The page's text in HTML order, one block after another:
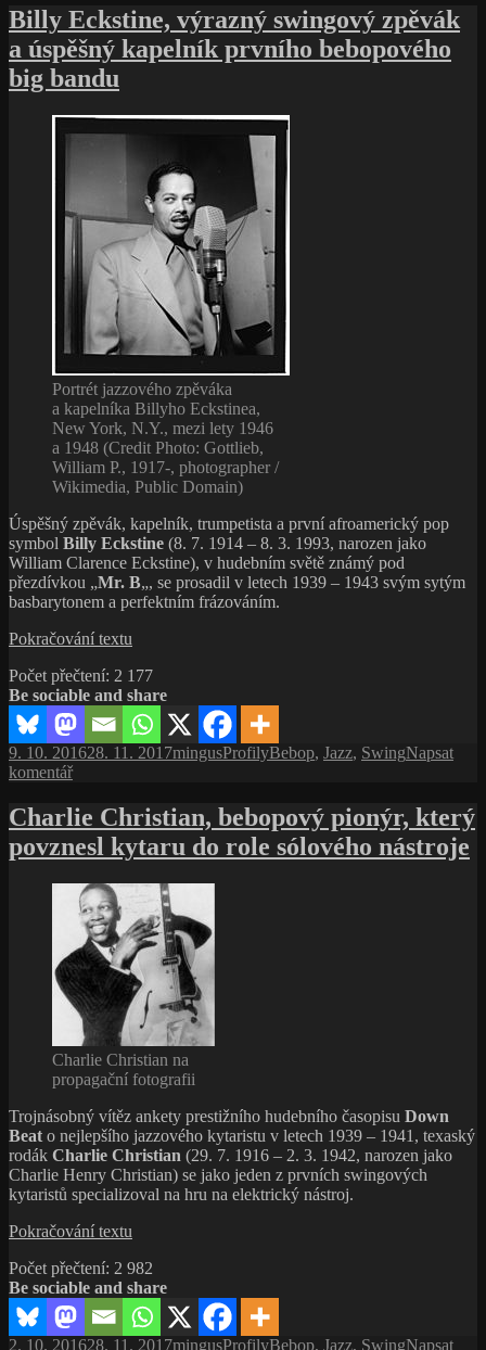
s
Duke
Billy Eckstine, výrazný swingový zpěvák
a úspěšný kapelník prvního bebopového
big bandu
Portrét jazzového zpěváka
a kapelníka Billyho Eckstinea,
New York, N.Y., mezi lety 1946
a 1948 (Credit Photo: Gottlieb,
William P., 1917-, photographer /
Wikimedia, Public Domain)
Úspěšný zpěvák, kapelník, trumpetista a první afroamerický pop
symbol Billy Eckstine (8. 7. 1914 – 8. 3. 1993, narozen jako
William Clarence Eckstine), v hudebním světě známý pod
přezdívkou „Mr. B„, se prosadil v letech 1939 – 1943 svým sytým
basbarytonem a perfektním frázováním.
Pokračování textu
výrazný
swingový
zpěvák
a úspěšný
kapelník
big
bandu
Počet přečtení: 2 177
Be sociable and share
Publikováno:
9. 10. 201628. 11. 2017Autor:
mingusRubriky:
ProfilyŠtítky:
Bebop, Jazz, SwingNapsat
komentářpro
s
názvem
Billy
výrazný
swingový
zpěvák
a úspěšný
kapelník
prvního
bebopového
big
bandu
Charlie Christian, bebopový pionýr, který
povznesl kytaru do role sólového nástroje
Charlie Christian na
propagační fotografii
Trojnásobný vítěz ankety prestižního hudebního časopisu Down
Beat o nejlepšího jazzového kytaristu v letech 1939 – 1941, texaský
rodák Charlie Christian (29. 7. 1916 – 2. 3. 1942, narozen jako
Charlie Henry Christian) se jako jeden z prvních swingových
kytaristů specializoval na hru na elektrický nástroj.
Pokračování textu
bebopový
pionýr,
který
povznesl
Počet přečtení: 2 982
Be sociable and share
Publikováno:
2. 10. 201628. 11. 2017Autor:
mingusRubriky:
ProfilyŠtítky:
Bebop, Jazz, SwingNapsat